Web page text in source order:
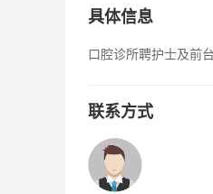
具体信息
口腔诊所聘护士及前
联系方式